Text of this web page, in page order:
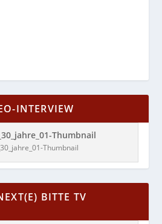
INTERVIEW
Thumbnail
BITTE TV